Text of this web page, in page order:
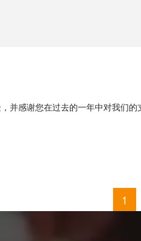
并感谢您在过去的一年中对我们
1